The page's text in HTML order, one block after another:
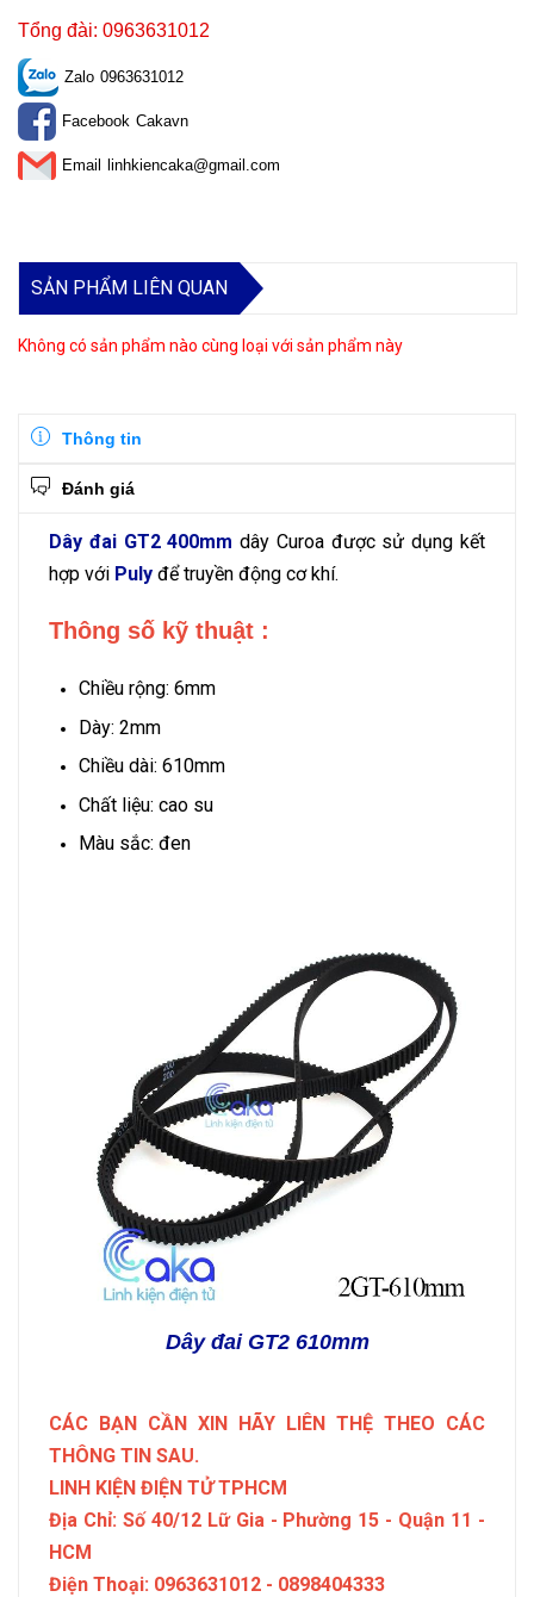
Tổng đài: 0963631012
Zalo 0963631012
Facebook Cakavn
Email linhkiencaka@gmail.com
SẢN PHẨM LIÊN QUAN
Không có sản phẩm nào cùng loại với sản phẩm này
Thông tin
Đánh giá
Dây đai GT2 400mm dây Curoa được sử dụng kết
hợp với Puly để truyền động cơ khí.
Thông số kỹ thuật :
Chiều rộng: 6mm
Dày: 2mm
Chiều dài: 610mm
Chất liệu: cao su
Màu sắc: đen
Dây đai GT2 610mm
CÁC BẠN CẦN XIN HÃY LIÊN THỆ THEO CÁC
THÔNG TIN SAU.
LINH KIỆN ĐIỆN TỬ TPHCM
Địa Chỉ: Số 40/12 Lữ Gia - Phường 15 - Quận 11 -
HCM
Điện Thoại: 0963631012 - 0898404333